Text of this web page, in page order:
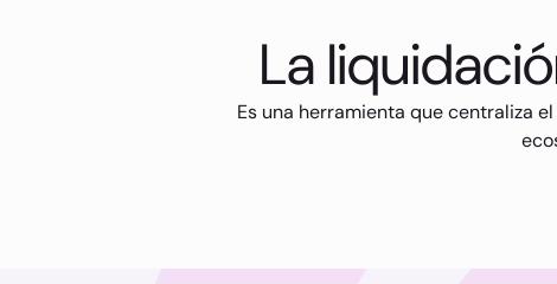
La
Es una herramienta que centraliza